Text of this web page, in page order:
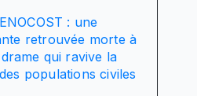
: une
retrouvée morte à
drame qui ravive la
populations civiles